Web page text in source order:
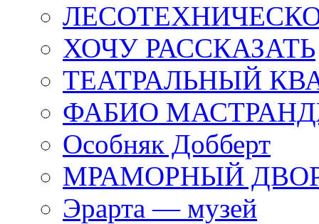
ХОЧУ РАССКАЗАТЬ
ТЕАТРАЛЬНЫЙ
ФАБИО
Особняк Добберт
МРАМОРНЫЙ
Эрарта — музей